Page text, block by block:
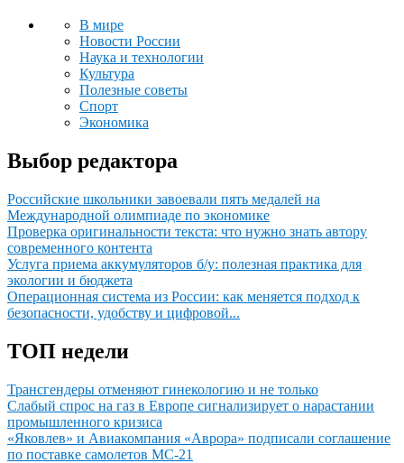
В мире
Новости России
Наука и технологии
Культура
Полезные советы
Спорт
Экономика
Выбор редактора
Российские школьники завоевали пять медалей на
Международной олимпиаде по экономике
Проверка оригинальности текста: что нужно знать автору
современного контента
Услуга приема аккумуляторов б/у: полезная практика для
экологии и бюджета
Операционная система из России: как меняется подход к
безопасности, удобству и цифровой...
ТОП недели
Трансгендеры отменяют гинекологию и не только
Слабый спрос на газ в Европе сигнализирует о нарастании
промышленного кризиса
«Яковлев» и Авиакомпания «Аврора» подписали соглашение
по поставке самолетов МС-21